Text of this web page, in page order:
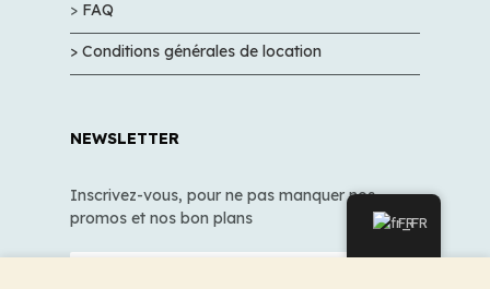
> FAQ
> Conditions générales de location
NEWSLETTER
Inscrivez-vous, pour ne pas manquer nos
promos et nos bon plans
FR